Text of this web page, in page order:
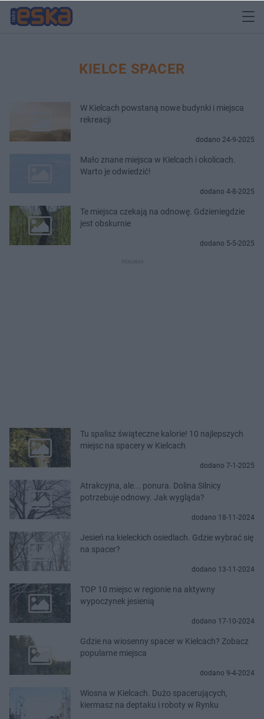
KIELCE SPACER
W Kielcach powstaną nowe budynki i miejsca
rekreacji
dodano 24-9-2025
Mało znane miejsca w Kielcach i okolicach.
Warto je odwiedzić!
dodano 4-8-2025
Te miejsca czekają na odnowę. Gdzieniegdzie
jest obskurnie
dodano 5-5-2025
Tu spalisz świąteczne kalorie! 10 najlepszych
miejsc na spacery w Kielcach
dodano 7-1-2025
Atrakcyjna, ale... ponura. Dolina Silnicy
potrzebuje odnowy. Jak wygląda?
dodano 18-11-2024
Jesień na kieleckich osiedlach. Gdzie wybrać się
na spacer?
dodano 13-11-2024
TOP 10 miejsc w regionie na aktywny
wypoczynek jesienią
dodano 17-10-2024
Gdzie na wiosenny spacer w Kielcach? Zobacz
popularne miejsca
dodano 9-4-2024
Wiosna w Kielcach. Dużo spacerujących,
kiermasz na deptaku i roboty w Rynku